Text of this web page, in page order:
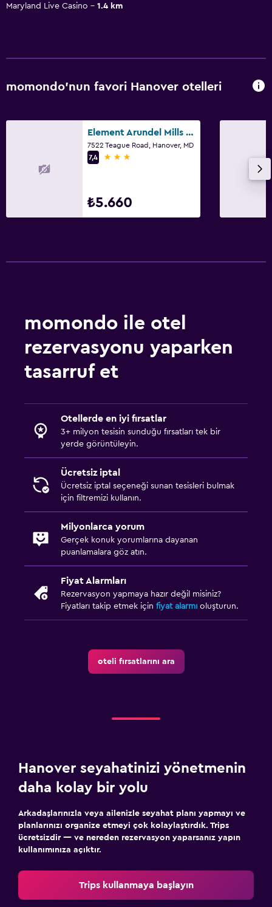
Maryland Live Casino
1.4 km
momondo'nun favori Hanover otelleri
Element Arundel Mills Bwi Airport
7522 Teague Road, Hanover, MD
7,4
3 yıldız
₺5.660
momondo ile otel
rezervasyonu yaparken
tasarruf et
Otellerde en iyi fırsatlar
3+ milyon tesisin sunduğu fırsatları tek bir
yerde görüntüleyin.
Ücretsiz iptal
Ücretsiz iptal seçeneği sunan tesisleri bulmak
için filtremizi kullanın.
Milyonlarca yorum
Gerçek konuk yorumlarına dayanan
puanlamalara göz atın.
Fiyat Alarmları
Rezervasyon yapmaya hazır değil misiniz?
Fiyatları takip etmek için fiyat alarmı oluşturun.
oteli fırsatlarını ara
Hanover seyahatinizi yönetmenin
daha kolay bir yolu
Arkadaşlarınızla veya ailenizle seyahat planı yapmayı ve
planlarınızı organize etmeyi çok kolaylaştırdık. Trips
ücretsizdir — ve nereden rezervasyon yaparsanız yapın
kullanımınıza açıktır.
Trips kullanmaya başlayın